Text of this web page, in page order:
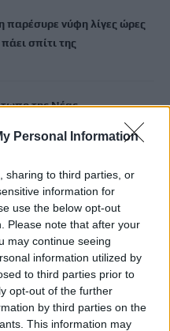
Personal Information
sharing to third parties, or
information for
use the below opt-out
Please note that after your
may continue seeing
information utilized by
to third parties prior to
opt-out of the further
by third parties on the
This information may
παρέσυρε νύφη λίγες ώρες
σπίτι της
της Νέας
πρώτη φορά
αδιαφορία για
για μόνιμο πυροσβεστικό